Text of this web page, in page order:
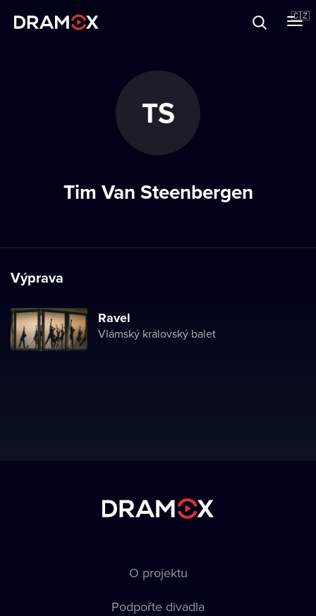
🇨🇿
TS
Tim Van Steenbergen
Výprava
Ravel
Vlámský královský balet
O projektu
Podpořte divadla